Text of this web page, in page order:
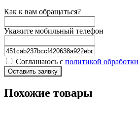
Как к вам обращаться?
Укажите мобильный телефон
Соглашаюсь с политикой
Оставить заявку
Похожие товары